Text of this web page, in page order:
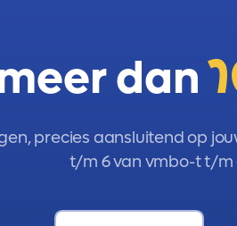
dan
precies aansluitend op
t/m 6 van vmbo-t t/m